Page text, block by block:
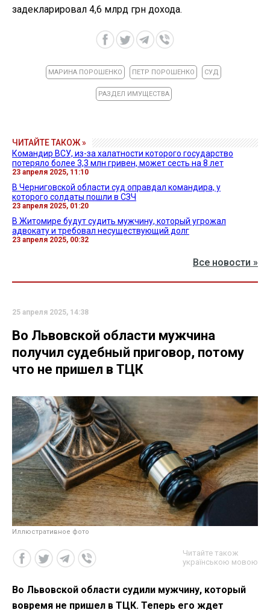
задекларировал 4,6 млрд грн дохода.
МАРИНА ПОРОШЕНКО ПЕТР ПОРОШЕНКО СУД
РАЗДЕЛ ИМУЩЕСТВА
ЧИТАЙТЕ ТАКОЖ »
Командир ВСУ, из-за халатности которого государство
потеряло более 3,3 млн гривен, может сесть на 8 лет
23 апреля 2025, 11:10
В Черниговской области суд оправдал командира, у
которого солдаты пошли в СЗЧ
23 апреля 2025, 01:20
В Житомире будут судить мужчину, который угрожал
адвокату и требовал несуществующий долг
23 апреля 2025, 00:32
Все новости »
25 апреля 2025, 14:38
Во Львовской области мужчина
получил судебный приговор, потому
что не пришел в ТЦК
Иллюстративное фото
Читайте також
українською мовою
Во Львовской области судили мужчину, который
вовремя не пришел в ТЦК. Теперь его ждет